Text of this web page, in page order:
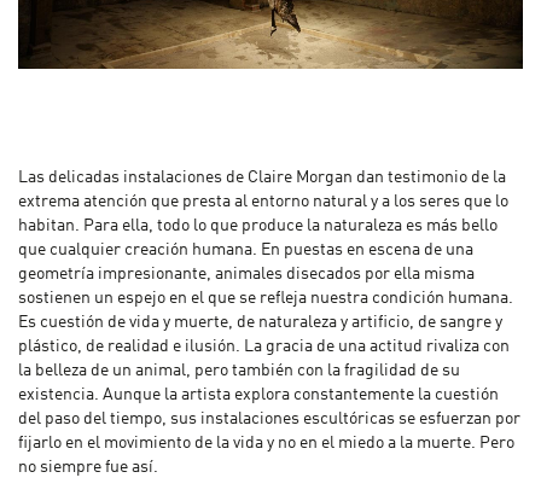
Las delicadas instalaciones de Claire Morgan dan testimonio de la
extrema atención que presta al entorno natural y a los seres que lo
habitan. Para ella, todo lo que produce la naturaleza es más bello
que cualquier creación humana. En puestas en escena de una
geometría impresionante, animales disecados por ella misma
sostienen un espejo en el que se refleja nuestra condición humana.
Es cuestión de vida y muerte, de naturaleza y artificio, de sangre y
plástico, de realidad e ilusión. La gracia de una actitud rivaliza con
la belleza de un animal, pero también con la fragilidad de su
existencia. Aunque la artista explora constantemente la cuestión
del paso del tiempo, sus instalaciones escultóricas se esfuerzan por
fijarlo en el movimiento de la vida y no en el miedo a la muerte. Pero
no siempre fue así.